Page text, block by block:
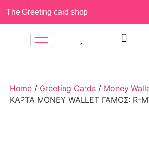
The Greeting card shop
Home / Greeting Cards / Money
ΚΑΡΤΑ MONEY WALLET ΓΑΜΟΣ: R-